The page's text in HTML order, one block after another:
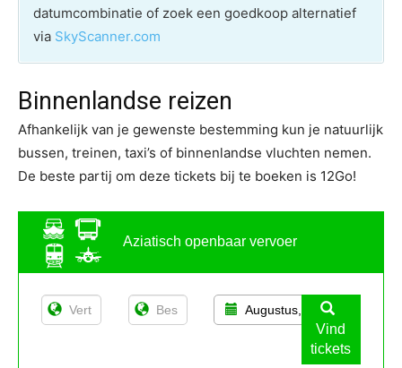
datumcombinatie of zoek een goedkoop alternatief
via SkyScanner.com
Binnenlandse reizen
Afhankelijk van je gewenste bestemming kun je natuurlijk
bussen, treinen, taxi’s of binnenlandse vluchten nemen.
De beste partij om deze tickets bij te boeken is 12Go!
Aziatisch openbaar vervoer
Augustus, 13
Vind
tickets